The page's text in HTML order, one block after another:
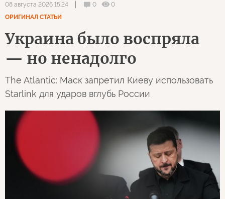
08 августа 2026 15:24 0
0
ОРИГИНАЛ СТАТЬИ
Украина было воспряла
— но ненадолго
The Atlantic: Маск запретил Киеву использовать
Starlink для ударов вглубь России